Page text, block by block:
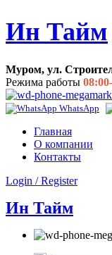
Ин Тайм
Муром, ул.
Режима работы
WhatsApp
Главная
О компании
Контакты
Login / Register
Ин Тайм